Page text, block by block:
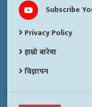
Subscribe
Privacy Policy
हाम्रो बारेमा
विज्ञापन